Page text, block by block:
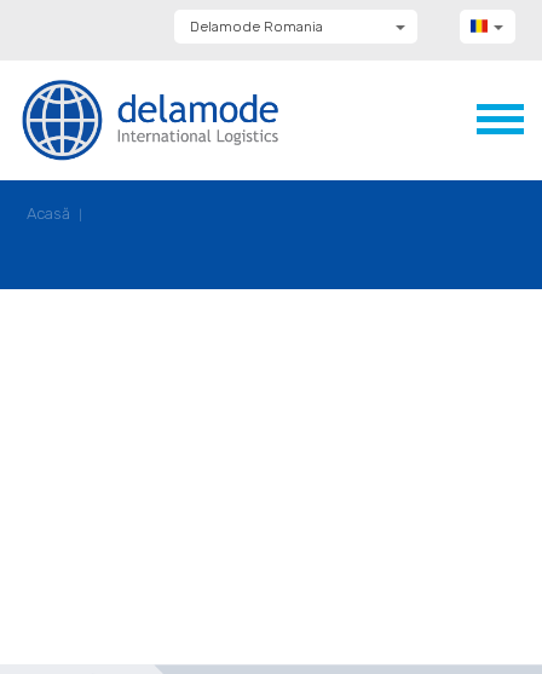
Delamode Romania
Delamode Bulgaria
Delamode Estonia
Delamode Latvia
Acasă